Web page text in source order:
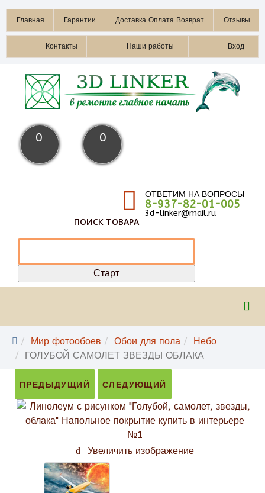
Главная Гарантии Доставка Оплата Возврат Отзывы
Контакты Наши работы Вход
0 0
ОТВЕТИМ НА ВОПРОСЫ
8-937-82-01-005
3d-linker@mail.ru
ПОИСК ТОВАРА
Мир фотообоев Обои для пола
Небо
ГОЛУБОЙ САМОЛЕТ ЗВЕЗДЫ ОБЛАКА
ПРЕДЫДУЩИЙ СЛЕДУЮЩИЙ
Увеличить изображение